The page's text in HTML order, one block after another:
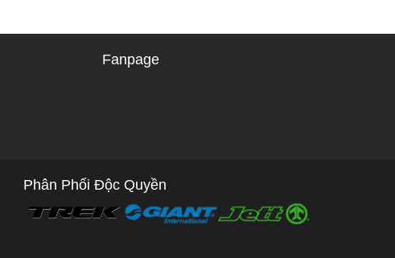
Fanpage
Phân Phối Độc Quyền